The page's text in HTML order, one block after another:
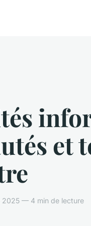
et
— 4 min de lecture